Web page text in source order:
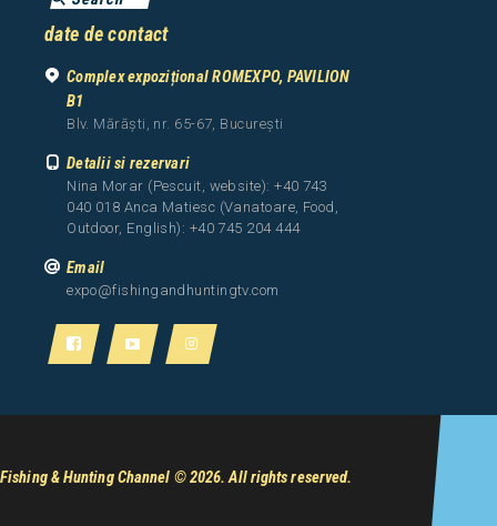
date de contact
Complex expozițional ROMEXPO, PAVILION
B1
Blv. Mărăști, nr. 65-67, București
Detalii si rezervari
Nina Morar (Pescuit, website): +40 743
040 018 Anca Matiesc (Vanatoare, Food,
Outdoor, English): +40 745 204 444
Email
expo@fishingandhuntingtv.com
Fishing & Hunting Channel © 2026. All rights reserved.